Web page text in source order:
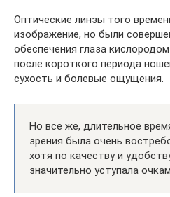
Оптические линзы того
изображение, но были
обеспечения глаза
после короткого периода
сухость и болевые ощущения.
Но все же, длительное
зрения была очень
хотя по качеству и
значительно уступала